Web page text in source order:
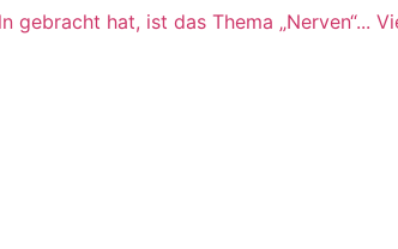
hat, ist das Thema „Nerven“...